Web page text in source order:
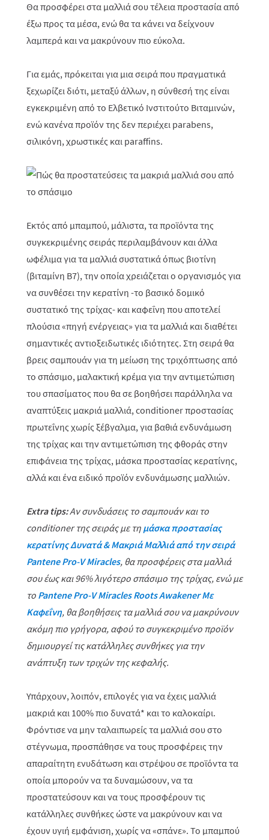
Θα προσφέρει στα μαλλιά σου τέλεια προστασία από
έξω προς τα μέσα, ενώ θα τα κάνει να δείχνουν
λαμπερά και να μακρύνουν πιο εύκολα.
Για εμάς, πρόκειται για μια σειρά που πραγματικά
ξεχωρίζει διότι, μεταξύ άλλων, η σύνθεσή της είναι
εγκεκριμένη από το Ελβετικό Ινστιτούτο Βιταμινών,
ενώ κανένα προϊόν τηςδεν περιέχει parabens,
σιλικόνη, χρωστικές και paraffins.
Εκτός από μπαμπού, μάλιστα, τα προϊόντα της
συγκεκριμένης σειράς περιλαμβάνουν και άλλα
ωφέλιμα για τα μαλλιά συστατικά όπως βιοτίνη
(βιταμίνη Β7), την οποία χρειάζεται ο οργανισμός για
να συνθέσει την κερατίνη -το βασικό δομικό
συστατικό της τρίχας- και καφεΐνη που αποτελεί
πλούσια «πηγή ενέργειας» για τα μαλλιά και διαθέτει
σημαντικές αντιοξειδωτικές ιδιότητες. Στη σειρά θα
βρεις σαμπουάν για τη μείωση της τριχόπτωσης από
το σπάσιμο, μαλακτική κρέμα για την αντιμετώπιση
του σπασίματος που θα σε βοηθήσει παράλληλα να
αναπτύξεις μακριά μαλλιά,conditioner προστασίας
πρωτεΐνης χωρίς ξέβγαλμα, για βαθιά ενδυνάμωση
της τρίχας και την αντιμετώπιση της φθοράς στην
επιφάνεια της τρίχας, μάσκα προστασίας κερατίνης,
αλλά και ένα ειδικό προϊόν ενδυνάμωσης μαλλιών.
Extra tips:Αν συνδυάσεις το σαμπουάν και το
conditionerτης σειράς με τη μάσκα προστασίας
κερατίνης Δυνατά & Μακριά Μαλλιά από την σειρά
Pantene Pro-V Miracles, θα προσφέρεις στα μαλλιά
σουέως και 96% λιγότερο σπάσιμο της τρίχας, ενώ με
το Pantene Pro-V Miracles RootsAwakenerΜε
Καφεΐνη, θα βοηθήσεις τα μαλλιά σου να μακρύνουν
ακόμη πιο γρήγορα, αφού το συγκεκριμένο προϊόν
δημιουργεί τις κατάλληλες συνθήκες για την
ανάπτυξη των τριχών της κεφαλής.
Υπάρχουν, λοιπόν, επιλογές για να έχεις μαλλιά
μακριά και 100% πιο δυνατά* και το καλοκαίρι.
Φρόντισε να μην ταλαιπωρείς τα μαλλιά σου στο
στέγνωμα, προσπάθησε να τους προσφέρεις την
απαραίτητη ενυδάτωση και στρέψου σε προϊόντα τα
οποία μπορούν να τα δυναμώσουν, να τα
προστατεύσουν και να τους προσφέρουν τις
κατάλληλες συνθήκες ώστε να μακρύνουν και να
έχουν υγιή εμφάνιση, χωρίς να «σπάνε». Το μπαμπού